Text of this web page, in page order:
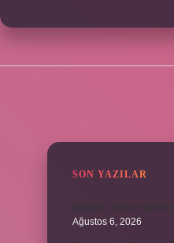
SON YAZILAR
Ağustos 6, 2026